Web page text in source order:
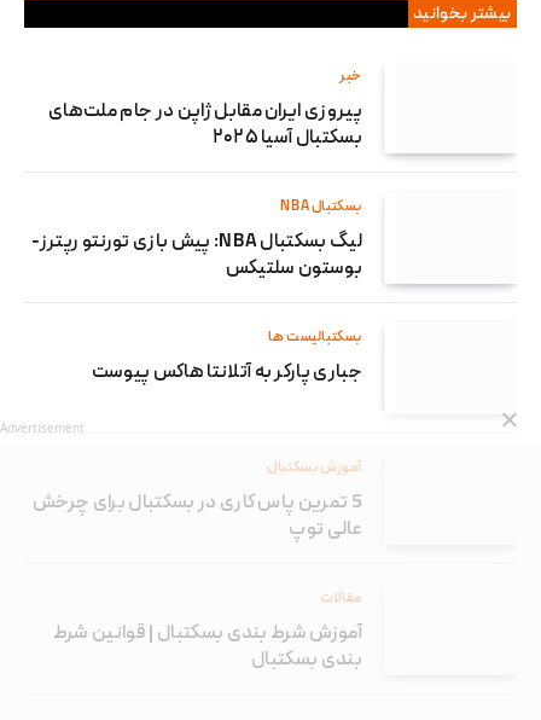
بیشتر بخوانید
خبر
پیروزی ایران مقابل ژاپن در جام ملت‌های
بسکتبال آسیا ۲۰۲۵
بسکتبال NBA
لیگ بسکتبال NBA: پیش بازی تورنتو رپترز-
بوستون سلتیکس
بسکتبالیست ها
جباری پارکر به آتلانتا هاکس پیوست
آموزش بسکتبال
5 تمرین پاس کاری در بسکتبال برای چرخش
عالی توپ
مقالات
آموزش شرط بندی بسکتبال | قوانین شرط
بندی بسکتبال
Advertisement